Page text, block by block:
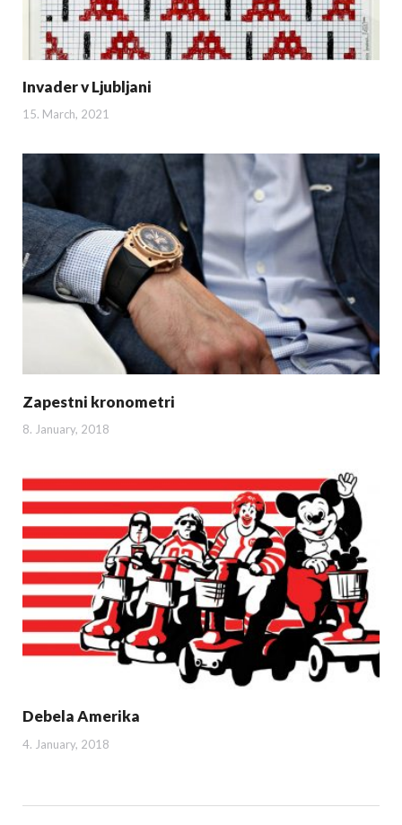
Invader v Ljubljani
15. March, 2021
Zapestni kronometri
8. January, 2018
Debela Amerika
4. January, 2018